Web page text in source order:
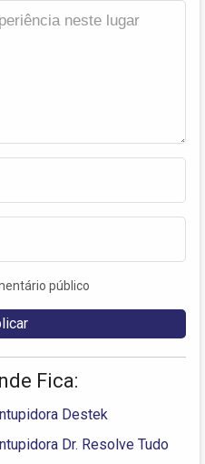
público
Fica:
Destek
Dr. Resolve Tudo